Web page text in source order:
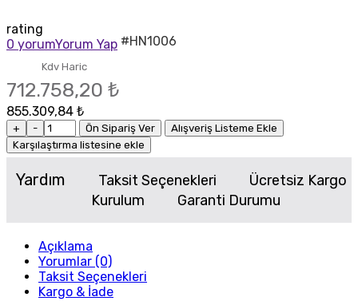
rating
0 yorumYorum Yap #HN1006
Kdv Haric
712.758,20 ₺
855.309,84 ₺
+ - Ön Sipariş Ver
Alışveriş Listeme Ekle
Karşılaştırma listesine ekle
Yardım Taksit Seçenekleri
Ücretsiz Kargo
Kurulum
Garanti Durumu
Açıklama
Yorumlar (0)
Taksit Seçenekleri
Kargo & İade